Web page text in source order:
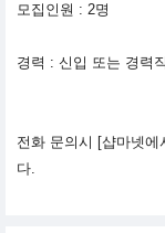
모집인원 : 2명
경력 : 신입 또는 경력직
전화 문의시 [샵마넷
다.